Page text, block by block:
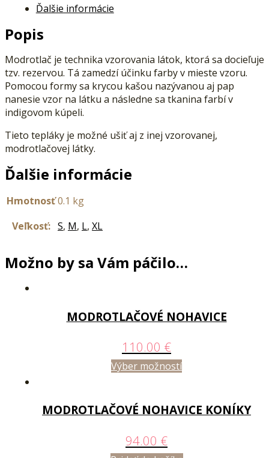
Ďalšie informácie
Popis
Modrotlač je technika vzorovania látok, ktorá sa docieľuje
tzv. rezervou. Tá zamedzí účinku farby v mieste vzoru.
Pomocou formy sa krycou kašou nazývanou aj pap
nanesie vzor na látku a následne sa tkanina farbí v
indigovom kúpeli.
Tieto tepláky je možné ušiť aj z inej vzorovanej,
modrotlačovej látky.
Ďalšie informácie
Hmotnosť0.1 kg
Veľkosť: S, M, L, XL
Možno by sa Vám páčilo…
MODROTLAČOVÉ NOHAVICE
110.00 €
Výber možností
MODROTLAČOVÉ NOHAVICE KONÍKY
94.00 €